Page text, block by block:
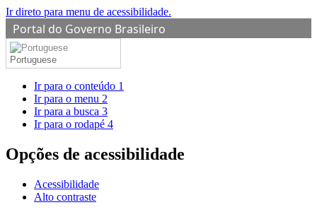
Ir direto para menu de acessibilidade.
Portal do Governo Brasileiro
Portuguese
Ir para o conteúdo 1
Ir para o menu 2
Ir para a busca 3
Ir para o rodapé 4
Opções de acessibilidade
Acessibilidade
Alto contraste